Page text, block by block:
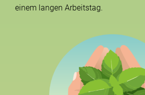
einem langen Arbeitstag.